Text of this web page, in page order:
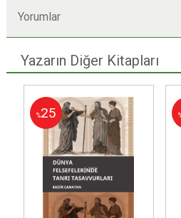
Yorumlar
Yazarın Diğer Kitapları
%25